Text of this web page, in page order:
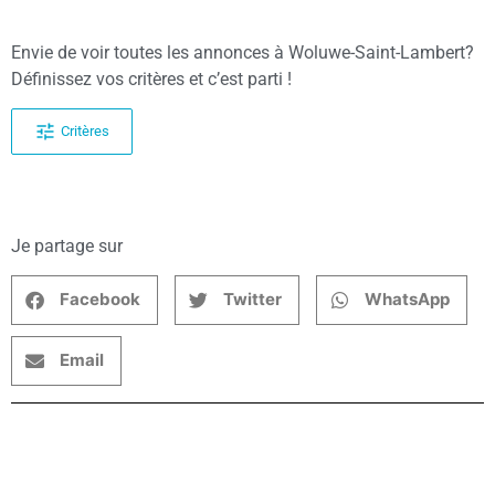
Envie de voir toutes les annonces à Woluwe-Saint-Lambert?
Définissez vos critères et c’est parti !
Critères
Je partage sur
Facebook Twitter WhatsApp
Email